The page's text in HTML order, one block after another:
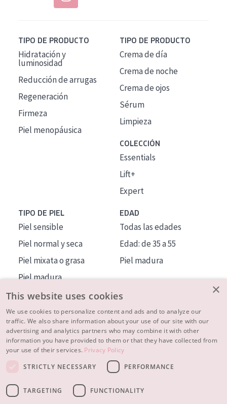
TIPO DE PRODUCTO
Hidratación y
luminosidad
Reducción de arrugas
Regeneración
Firmeza
Piel menopáusica
TIPO DE PRODUCTO
Crema de día
Crema de noche
Crema de ojos
Sérum
Limpieza
COLECCIÓN
Essentials
Lift+
Expert
TIPO DE PIEL
Piel sensible
Piel normal y seca
Piel mixata o grasa
Piel madura
Piel expuesta al sol
Piel menopáusica
EDAD
Todas las edades
Edad: de 35 a 55
Piel madura
MÁS SOBRE NOSOTROS
INSPIRACIÓN
CONTACTO
© 2023 - 2026 Diadermine
×
This website uses cookies
We use cookies to personalize content and ads and to analyze our
traffic. We also share information about your use of our site with our
advertising and analytics partners who may combine it with other
information you have provided to them or that they have collected from
your use of their services. Privacy Policy
STRICTLY NECESSARY
PERFORMANCE
TARGETING FUNCTIONALITY